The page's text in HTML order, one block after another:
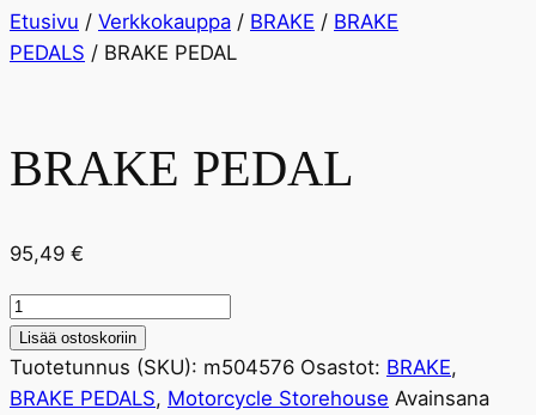
Etusivu / Verkkokauppa / BRAKE / BRAKE
PEDALS / BRAKE PEDAL
BRAKE PEDAL
95,49 €
BRAKE
PEDAL
määrä
Lisää ostoskoriin
Tuotetunnus (SKU): m504576 Osastot: BRAKE,
BRAKE PEDALS, Motorcycle Storehouse Avainsana